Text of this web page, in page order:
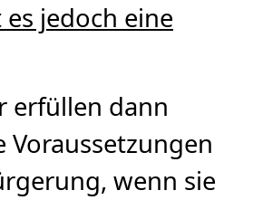
jedoch eine
erfüllen dann
wenn sie